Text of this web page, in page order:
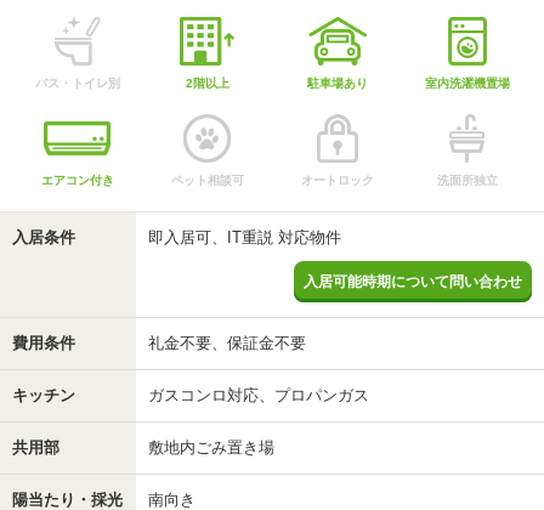
バス・トイレ別 2階以上 駐車場あり 室内洗濯機置場
エアコン付き ペット相談可 オートロック 洗面所独立
入居条件 即入居可、IT重説 対応物件
入居可能時期について問い合わせ
費用条件 礼金不要、保証金不要
キッチン ガスコンロ対応、プロパンガス
共用部 敷地内ごみ置き場
陽当たり・採光 南向き